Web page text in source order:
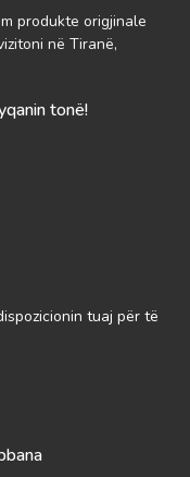
produkte origjinale
në Tiranë,
tonë!
tuaj për të